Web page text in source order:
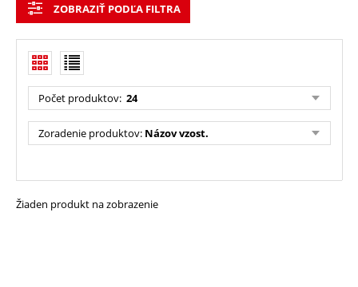
ZOBRAZIŤ PODĽA FILTRA
Počet produktov: 24
Zoradenie produktov: Názov vzost.
Žiaden produkt na zobrazenie